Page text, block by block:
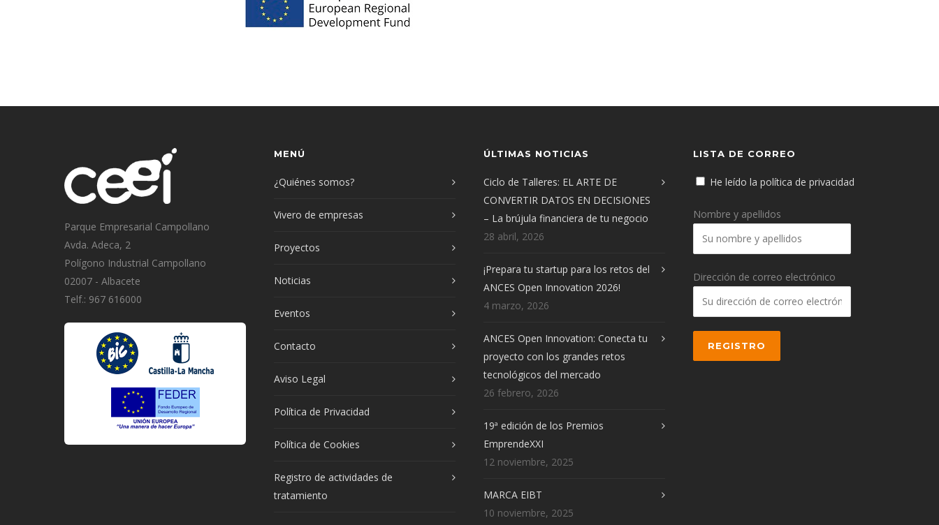
Parque Empresarial Campollano
Avda. Adeca, 2
Polígono Industrial Campollano
02007 - Albacete
Telf.: 967 616000
MENÚ
¿Quiénes somos?
Vivero de empresas
Proyectos
Noticias
Eventos
Contacto
Aviso Legal
Política de Privacidad
Política de Cookies
Registro de actividades de
tratamiento
ÚLTIMAS NOTICIAS
Ciclo de Talleres: EL ARTE DE
CONVERTIR DATOS EN DECISIONES
– La brújula financiera de tu negocio
28 abril, 2026
¡Prepara tu startup para los retos del
ANCES Open Innovation 2026!
4 marzo, 2026
ANCES Open Innovation: Conecta tu
proyecto con los grandes retos
tecnológicos del mercado
26 febrero, 2026
19ª edición de los Premios
EmprendeXXI
12 noviembre, 2025
MARCA EIBT
10 noviembre, 2025
LISTA DE CORREO
He leído la política de privacidad
Nombre y apellidos
Dirección de correo electrónico